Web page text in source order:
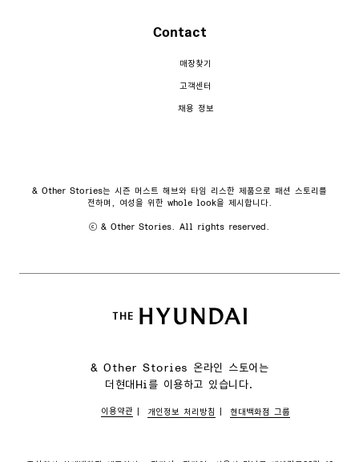
Contact
매장찾기
고객센터
채용 정보
& Other Stories는 시즌 머스트 해브와 타임 리스한 제품으로 패션 스토리를
전하며, 여성을 위한 whole look을 제시합니다.
ⓒ & Other Stories. All rights reserved.
& Other Stories 온라인 스토어는
더현대Hi를 이용하고 있습니다.
이용약관 개인정보 처리방침 현대백화점 그룹